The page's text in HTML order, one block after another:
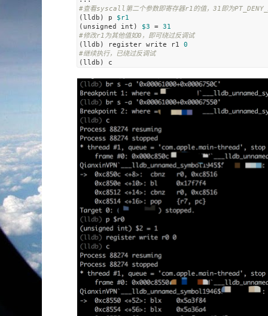
#查看syscall第二个参数即寄存器r1的值，31即为
(lldb) p $r1
(unsigned int) $3 = 31
#修改r1为其他值如0，即可绕过反调试
(lldb) register write r1 0
#继续执行，已绕过反调试